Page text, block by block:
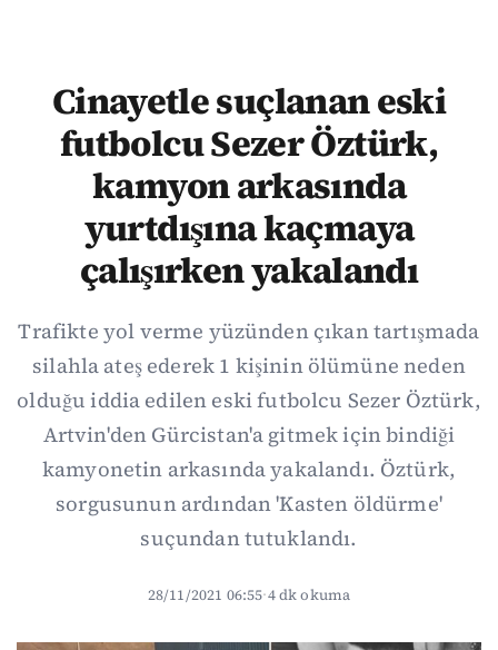
Cinayetle suçlanan eski
futbolcu Sezer Öztürk,
kamyon arkasında
yurtdışına kaçmaya
çalışırken yakalandı
Trafikte yol verme yüzünden çıkan tartışmada
silahla ateş ederek 1 kişinin ölümüne neden
olduğu iddia edilen eski futbolcu Sezer Öztürk,
Artvin'den Gürcistan'a gitmek için bindiği
kamyonetin arkasında yakalandı. Öztürk,
sorgusunun ardından 'Kasten öldürme'
suçundan tutuklandı.
28/11/2021 06:55·4 dk okuma